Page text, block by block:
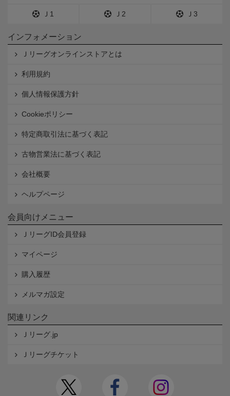
Ｊ1 Ｊ2 Ｊ3
インフォメーション
Ｊリーグオンラインストアとは
利用規約
個人情報保護方針
Cookieポリシー
特定商取引法に基づく表記
古物営業法に基づく表記
会社概要
ヘルプページ
会員向けメニュー
ＪリーグID会員登録
マイページ
購入履歴
メルマガ設定
関連リンク
Ｊリーグ.jp
Ｊリーグチケット